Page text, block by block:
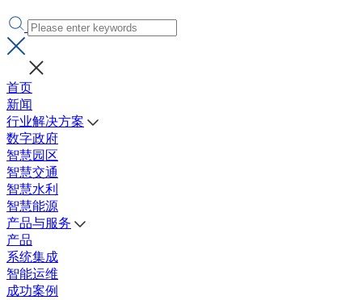
首页
新闻
行业解决方案
数字政府
智慧园区
智慧交通
智慧水利
智慧能源
产品与服务
产品
系统集成
智能运维
成功案例